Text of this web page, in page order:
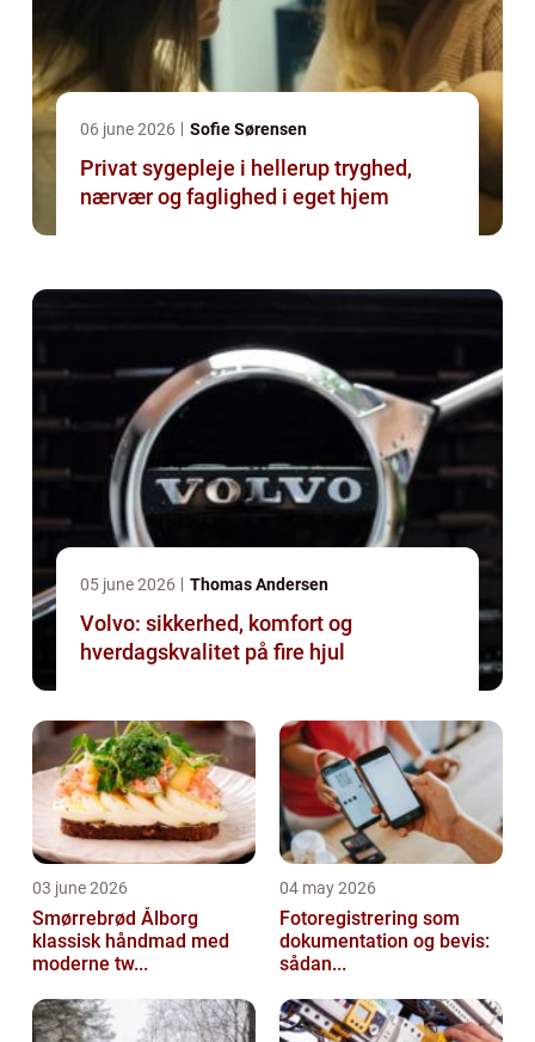
06 june 2026 Sofie Sørensen
Privat sygepleje i hellerup tryghed,
nærvær og faglighed i eget hjem
05 june 2026 Thomas Andersen
Volvo: sikkerhed, komfort og
hverdagskvalitet på fire hjul
03 june 2026
Smørrebrød Ålborg
klassisk håndmad med
moderne tw...
04 may 2026
Fotoregistrering som
dokumentation og bevis:
sådan...